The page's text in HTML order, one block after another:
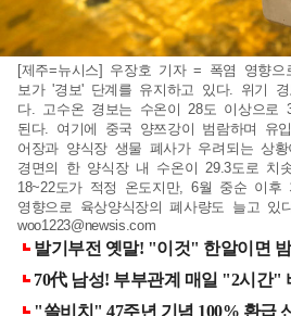
[제주=뉴시스] 우장호 기자 = 폭염 영향
보가 '경보' 단계를 유지하고 있다. 위기
다. 고수온 경보는 수온이 28도 이상으로
된다. 여기에 중국 양쯔강이 범람하며 유
어장과 양식장 생물 폐사가 우려되는 상
경면의 한 양식장 내 수온이 29.3도로 치
18~22도가 적정 온도지만, 6월 중순 이후
영향으로 육상양식장의 폐사량도 늘고 있
woo1223@newsis.com